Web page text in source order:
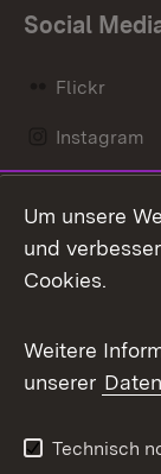
Social
Flickr
Instagram
Mastodon
Messenger
Social Wall
X / Twitter
Youtube
Um unsere
und
Cookies.
Weitere
unserer
Technisch